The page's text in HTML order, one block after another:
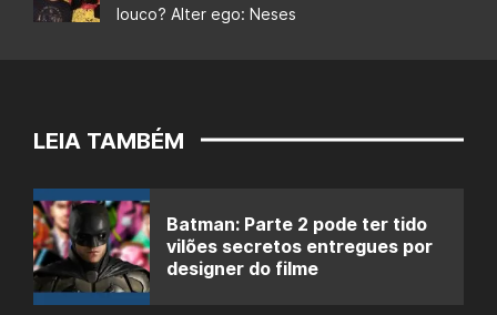
louco? Alter ego: Neses
LEIA TAMBÉM
Batman: Parte 2 pode ter tido
vilões secretos entregues por
designer do filme